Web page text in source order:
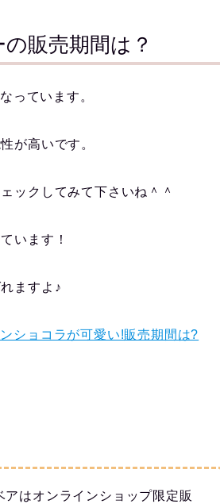
販売期間は？
っています。
が高いです。
ックしてみて下さいね＾＾
います！
ますよ♪
ショコラが可愛い!販売期間は?
アはオンラインショップ限定販